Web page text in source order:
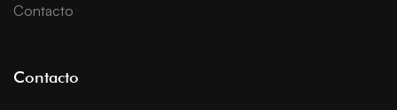
Contacto
Contacto